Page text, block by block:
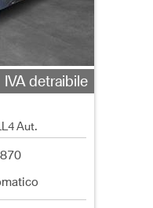
IVA detraibile
Aut.